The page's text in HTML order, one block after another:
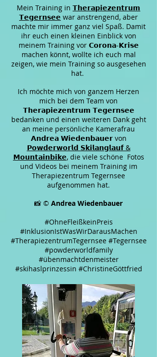
Mein Training in 𝗧𝗵𝗲𝗿𝗮𝗽𝗶𝗲𝘇𝗲𝗻𝘁𝗿𝘂𝗺
𝗧𝗲𝗴𝗲𝗿𝗻𝘀𝗲𝗲 war anstrengend, aber
machte mir immer ganz viel Spaß. Damit
ihr euch einen kleinen Einblick von
meinem Training vor 𝗖𝗼𝗿𝗼𝗻𝗮-𝗞𝗿𝗶𝘀𝗲
machen könnt, wollte ich euch mal
zeigen, wie mein Training so ausgesehen
hat.
Ich möchte mich von ganzem Herzen
mich bei dem Team von
𝗧𝗵𝗲𝗿𝗮𝗽𝗶𝗲𝘇𝗲𝗻𝘁𝗿𝘂𝗺 𝗧𝗲𝗴𝗲𝗿𝗻𝘀𝗲𝗲
bedanken und einen weiteren Dank geht
an meine persönliche Kamerafrau
𝗔𝗻𝗱𝗿𝗲𝗮 𝗪𝗶𝗲𝗱𝗲𝗻𝗯𝗮𝘂𝗲𝗿 von
𝗣𝗼𝘄𝗱𝗲𝗿𝘄𝗼𝗿𝗹𝗱 𝗦𝗸𝗶𝗹𝗮𝗻𝗴𝗹𝗮𝘂𝗳 &
𝗠𝗼𝘂𝗻𝘁𝗮𝗶𝗻𝗯𝗶𝗸𝗲, die viele schöne Fotos
und Videos bei meinem Training im
Therapiezentrum Tegernsee
aufgenommen hat.
📸 © Andrea Wiedenbauer
#OhneFleißkeinPreis
#InklusionIstWasWirDarausMachen
#TherapiezentrumTegernsee #Tegernsee
#powderworldfamily
#übenmachtdenmeister
#skihaslprinzessin #ChristineGöttfried